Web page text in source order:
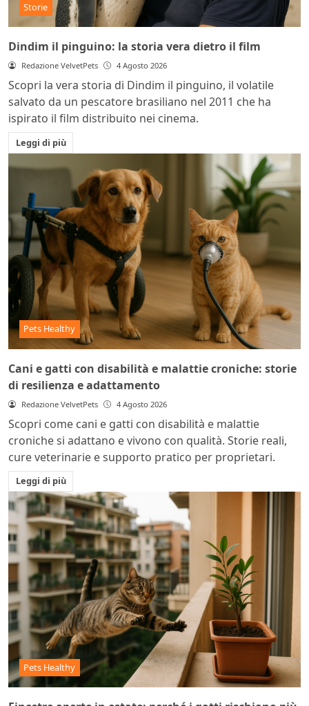
Storie
Dindim il pinguino: la storia vera dietro il film
Redazione VelvetPets 4 Agosto 2026
Scopri la vera storia di Dindim il pinguino, il volatile
salvato da un pescatore brasiliano nel 2011 che ha
ispirato il film distribuito nei cinema.
Leggi di più
Pets Healthy
Cani e gatti con disabilità e malattie croniche: storie
di resilienza e adattamento
Redazione VelvetPets 4 Agosto 2026
Scopri come cani e gatti con disabilità e malattie
croniche si adattano e vivono con qualità. Storie reali,
cure veterinarie e supporto pratico per proprietari.
Leggi di più
Pets Healthy